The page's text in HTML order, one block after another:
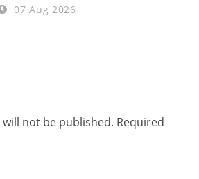
07 Aug 2026
not be published. Required